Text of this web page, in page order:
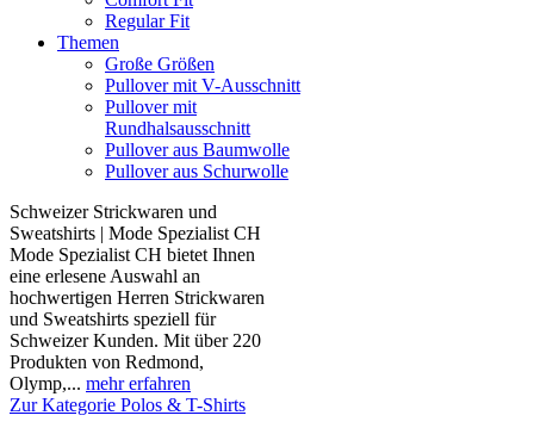
Regular Fit
Themen
Große Größen
Pullover mit V-Ausschnitt
Pullover mit
Rundhalsausschnitt
Pullover aus Baumwolle
Pullover aus Schurwolle
Schweizer Strickwaren und
Sweatshirts | Mode Spezialist CH
Mode Spezialist CH bietet Ihnen
eine erlesene Auswahl an
hochwertigen Herren Strickwaren
und Sweatshirts speziell für
Schweizer Kunden. Mit über 220
Produkten von Redmond,
Olymp,... mehr erfahren
Zur Kategorie Polos & T-Shirts